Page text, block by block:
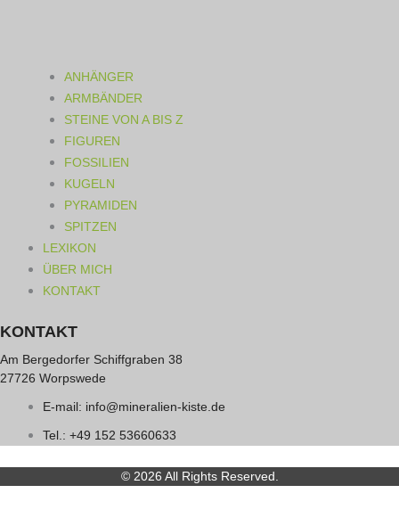
ANHÄNGER
ARMBÄNDER
STEINE VON A BIS Z
FIGUREN
FOSSILIEN
KUGELN
PYRAMIDEN
SPITZEN
LEXIKON
ÜBER MICH
KONTAKT
KONTAKT
Am Bergedorfer Schiffgraben 38
27726 Worpswede
E-mail: info@mineralien-kiste.de
Tel.: +49 152 53660633
© 2026 All Rights Reserved.